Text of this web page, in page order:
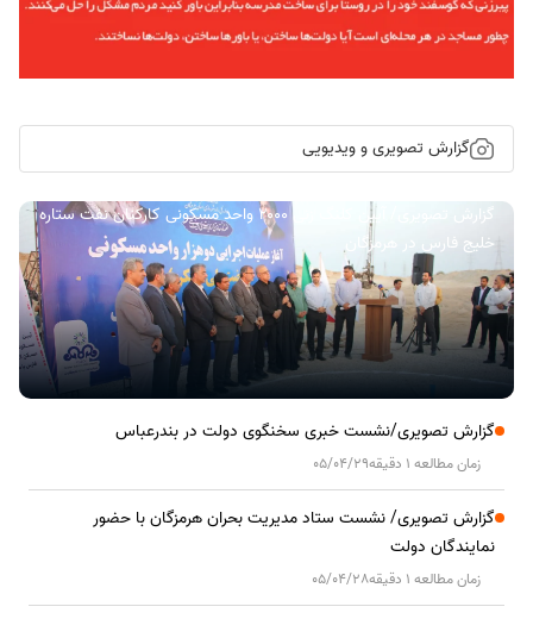
گزارش تصویری و ویدیویی
گزارش تصویری/ آیین کلنگ زنی ۲۰۰۰ واحد مسکونی کارکنان نفت ستاره
خلیج فارس در هرمزگان
گزارش تصویری/نشست خبری سخنگوی دولت در بندرعباس
زمان مطالعه 1 دقیقه 05/04/29
گزارش تصویری/ نشست ستاد مدیریت بحران هرمزگان با حضور
نمایندگان دولت
زمان مطالعه 1 دقیقه 05/04/28